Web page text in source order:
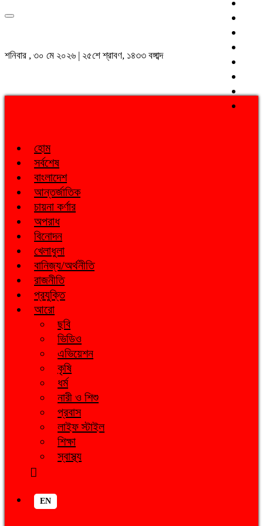
শনিবার , ৩০ মে ২০২৬ | ২৫শে শ্রাবণ, ১৪৩৩ বঙ্গাব্দ
হোম
সর্বশেষ
বাংলাদেশ
আন্তর্জাতিক
চায়না কর্ণার
অপরাধ
বিনোদন
খেলাধুলা
বানিজ্য/অর্থনীতি
রাজনীতি
প্রযুক্তি
আরো
ছবি
ভিডিও
এভিয়েশন
কৃষি
ধর্ম
নারী ও শিশু
প্রবাস
লাইফ স্টাইল
শিক্ষা
স্বাস্থ্য
EN